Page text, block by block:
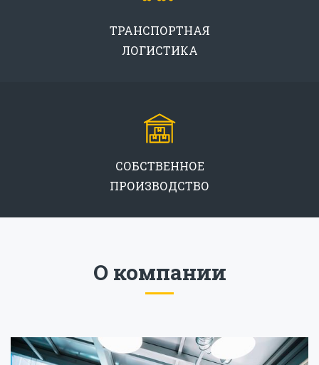
ТРАНСПОРТНАЯ
ЛОГИСТИКА
СОБСТВЕННОЕ
ПРОИЗВОДСТВО
О компании